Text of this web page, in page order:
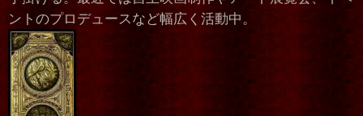
ントのプロデュースなど幅広く活動中。